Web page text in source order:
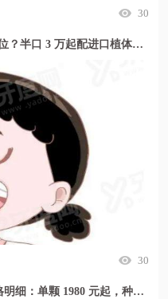
30
四川达州医附大口腔半口种植牙价位？半口 3 万起配进口植体，缺牙修复方案更安心
30
呼和浩特圣瑞口腔 2026 种植牙价格明细：单颗 1980 元起，种牙贵不贵看这里！